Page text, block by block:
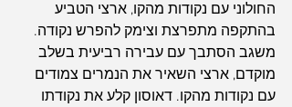
החולוני עם נקודות מהקו, ארצי הטביע
בהתקפה מתפרצת וצימק להפרש נקודה.
משגב הסתבך עם עבירה רביעית בשלב
מוקדם, ארצי השאיר את הנמרים צמודים
עם נקודות מהקו. דאוסון קלע את נקודתו